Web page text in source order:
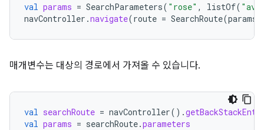
val params = SearchParameters( "rose" , listOf(
navController .navigate(route = SearchRoute(params
매개변수는 대상의 경로에서 가져올 수 있습니다.
val searchRoute = navController().
val params = searchRoute.parameters